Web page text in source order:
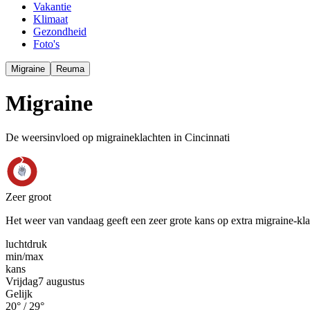
Vakantie
Klimaat
Gezondheid
Foto's
Migraine Reuma
Migraine
De weersinvloed op migraineklachten in Cincinnati
Zeer groot
Het weer van vandaag geeft een zeer grote kans op extra migraine-
luchtdruk
min/max
kans
Vrijdag7 augustus
Gelijk
20° / 29°